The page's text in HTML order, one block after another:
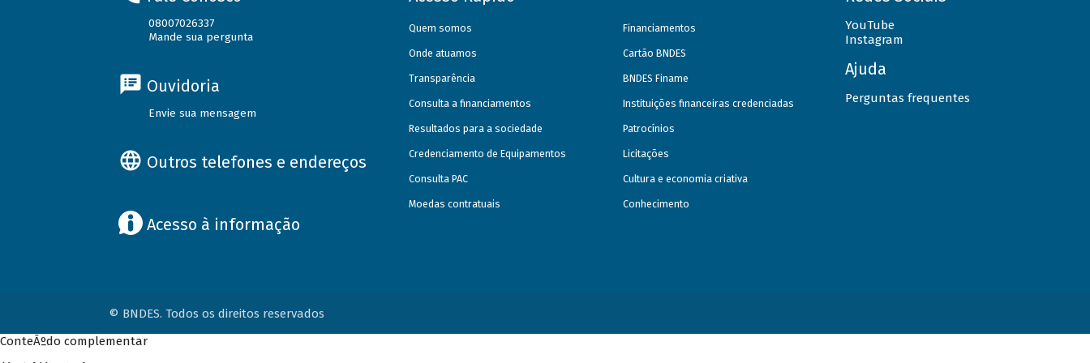
08007026337
Mande sua pergunta
Ouvidoria
Envie sua mensagem
Outros telefones e endereços
Acesso à informação
Quem somos
Onde atuamos
Transparência
Consulta a financiamentos
Resultados para a sociedade
Credenciamento de Equipamentos
Consulta PAC
Moedas contratuais
Financiamentos
Cartão BNDES
BNDES Finame
Instituições financeiras credenciadas
Patrocínios
Licitações
Cultura e economia criativa
Conhecimento
YouTube
Instagram
Ajuda
Perguntas frequentes
© BNDES. Todos os direitos reservados
ConteÃºdo complementar